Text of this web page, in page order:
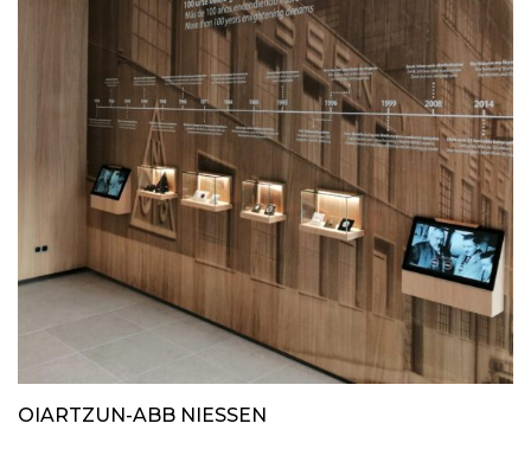
OIARTZUN-ABB NIESSEN